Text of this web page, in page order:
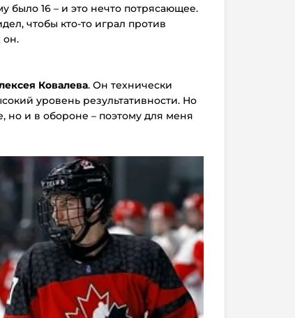
было 16 – и это нечто потрясающее.
чтобы кто-то играл против
он.
Ковалева. Он технически
уровень результативности. Но
но и в обороне – поэтому для меня